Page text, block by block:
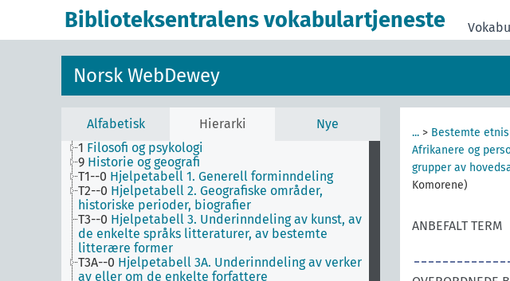
Biblioteksentralens vokabulartjeneste
Norsk WebDewey
Alfabetisk Hierarki
Nye
1 Filosofi og psykologi
9 Historie og geografi
T1--0 Hjelpetabell 1. Generell forminndeling
T2--0 Hjelpetabell 2. Geografiske områder,
historiske perioder, biografier
T3--0 Hjelpetabell 3. Underinndeling av kunst, av
de enkelte språks litteraturer, av bestemte
litterære former
T3A--0 Hjelpetabell 3A. Underinndeling av verker
av eller om de enkelte forfattere
... > Bestemte
Afrikanere og
grupper av
Komorene)
ANBEFALT TERM